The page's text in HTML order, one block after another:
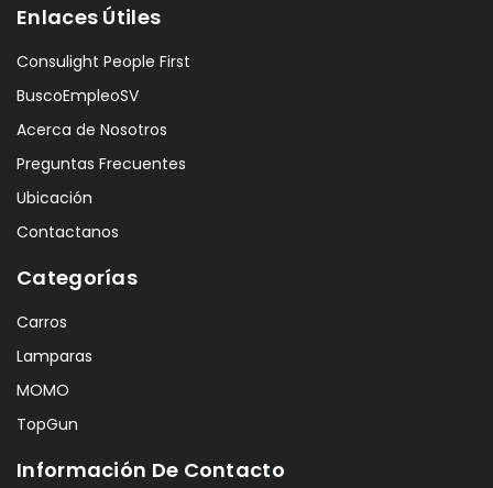
Enlaces Útiles
Consulight People First
BuscoEmpleoSV
Acerca de Nosotros
Preguntas Frecuentes
Ubicación
Contactanos
Categorías
Carros
Lamparas
MOMO
TopGun
Información De Contacto